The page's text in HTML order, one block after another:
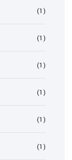
(1)
(1)
(1)
(1)
(1)
(1)